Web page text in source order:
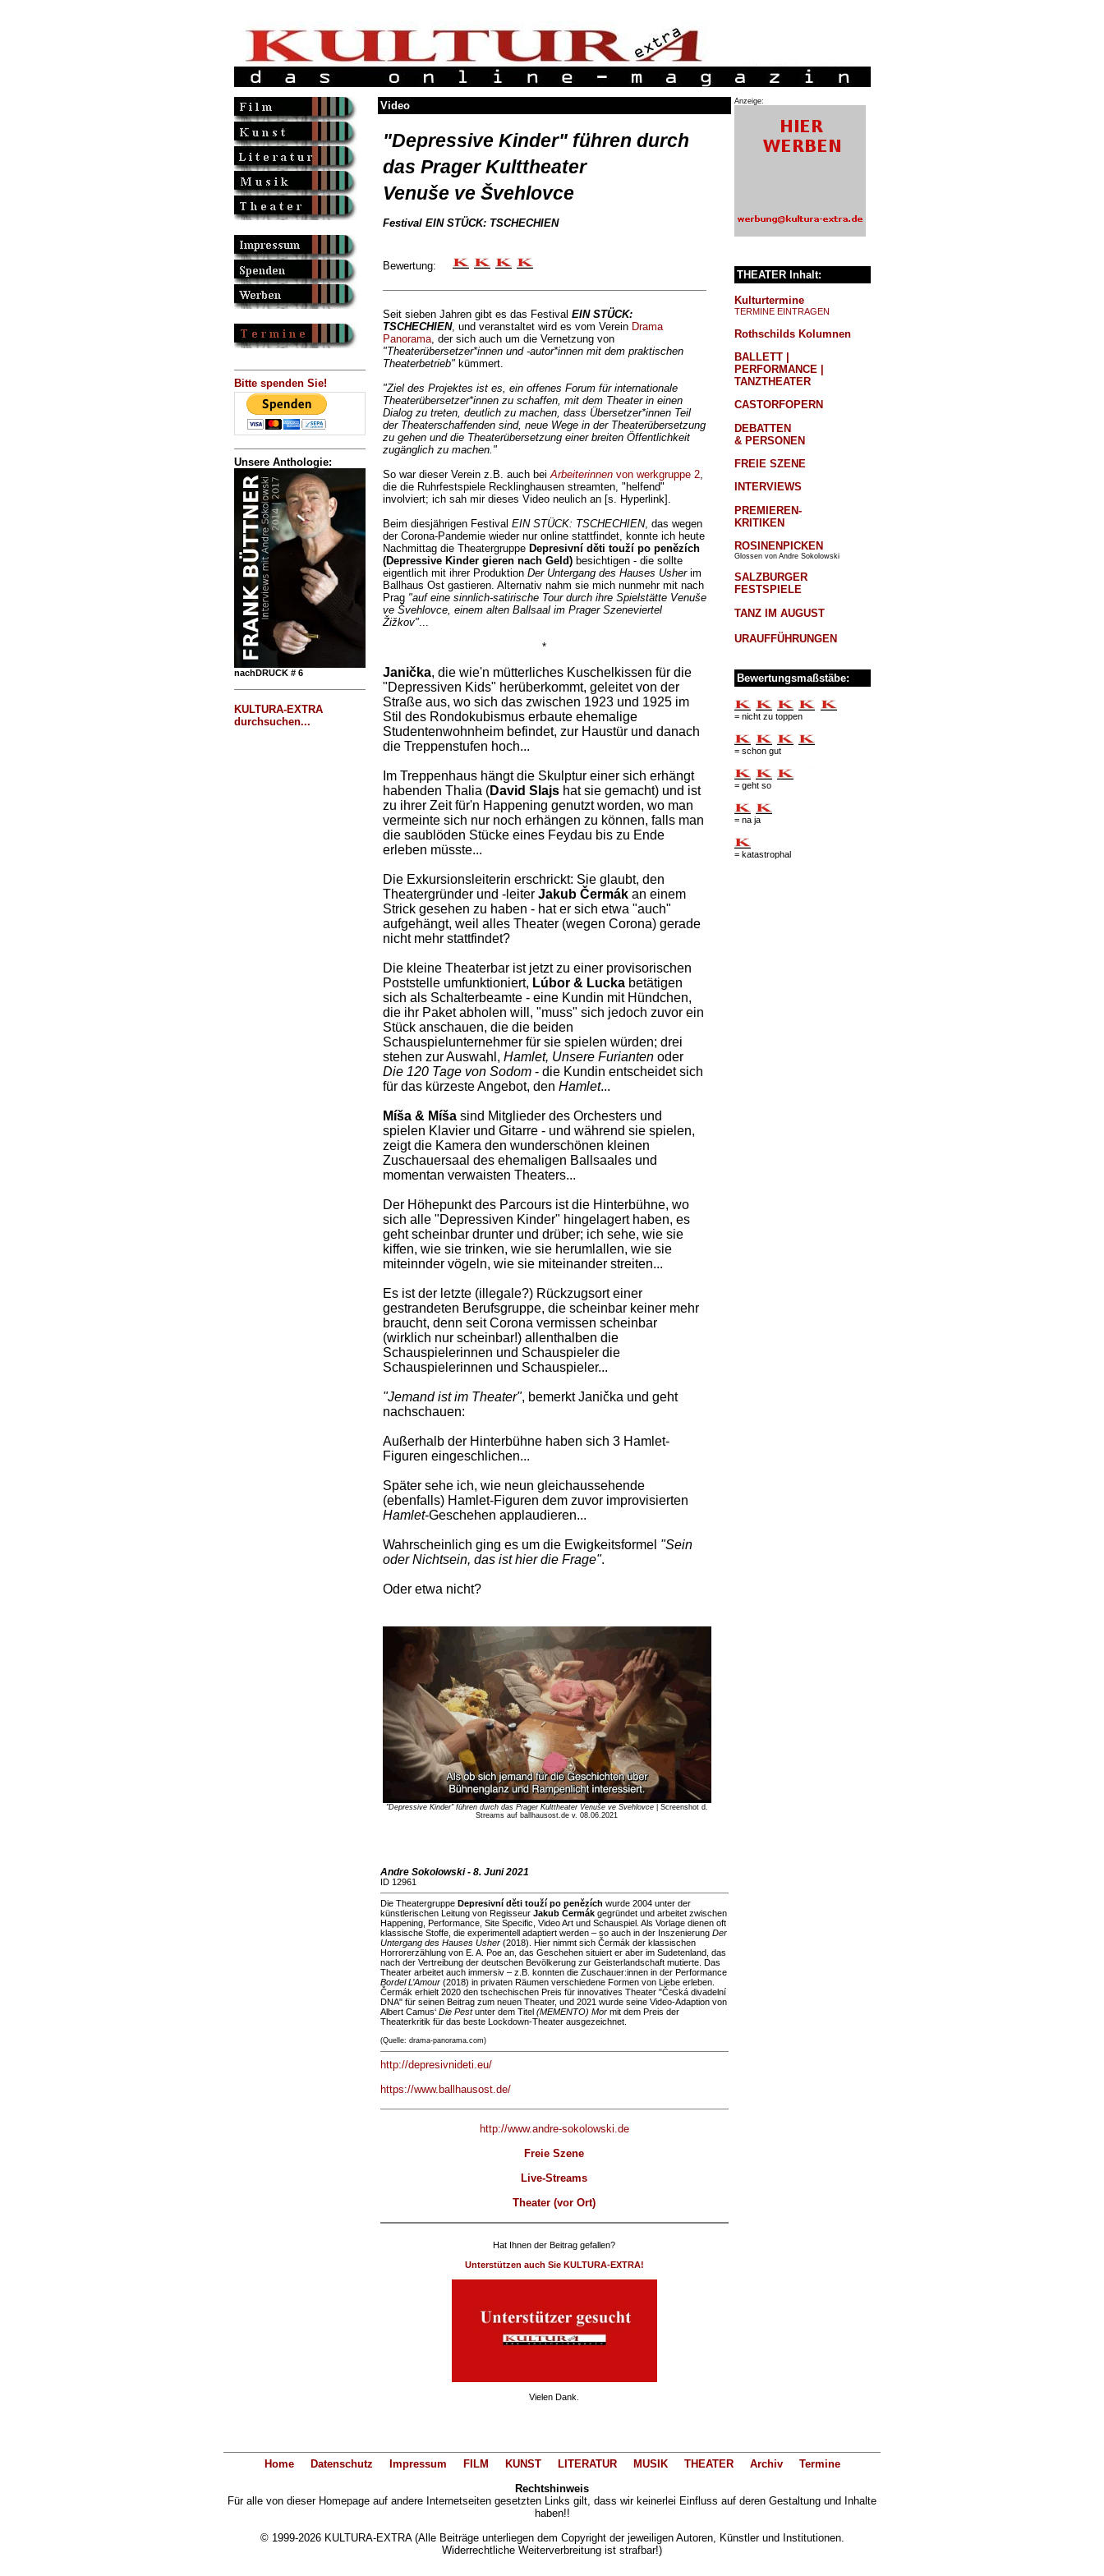
Bitte spenden Sie!
Unsere Anthologie:
nachDRUCK # 6
KULTURA-EXTRA
durchsuchen...
Video
"Depressive Kinder" führen durch
das Prager Kulttheater
Venuše ve Švehlovce
Festival EIN STÜCK: TSCHECHIEN
Bewertung:
Seit sieben Jahren gibt es das Festival EIN STÜCK:
TSCHECHIEN, und veranstaltet wird es vom Verein Drama
Panorama, der sich auch um die Vernetzung von
"Theaterübersetzer*innen und -autor*innen mit dem praktischen
Theaterbetrieb"kümmert.
"Ziel des Projektes ist es, ein offenes Forum für internationale
Theaterüber­setzer*innen zu schaffen, mit dem Theater in einen
Dialog zu treten, deutlich zu machen, dass Übersetzer*innen Teil
der Theaterschaffenden sind, neue Wege in der Theaterübersetzung
zu gehen und die Theaterübersetzung einer breiten Öffentlichkeit
zugänglich zu machen."
So war dieser Verein z.B. auch beiArbeiterinnenvon werkgruppe 2,
die die Ruhrfestspiele Recklinghausen streamten, "helfend"
involviert; ich sah mir dieses Video neulich an [s. Hyperlink].
Beim diesjährigen Festival EIN STÜCK: TSCHECHIEN, das wegen
der Corona-Pandemie wieder nur online stattfindet, konnte ich heute
Nachmittag die Theatergruppe Depresivní děti touží po penězích
(Depressive Kinder gieren nach Geld)besichtigen - die sollte
eigentlich mit ihrer Produktion Der Untergang des Hauses Usherim
Ballhaus Ost gastieren. Alternativ nahm sie mich nunmehr mit nach
Prag "auf eine sinnlich-satirische Tour durch ihre Spielstätte Venuše
ve Švehlovce, einem alten Ballsaal im Prager Szeneviertel
Žižkov"...
*
Janička, die wie'n mütterliches Kuschelkissen für die
"Depressiven Kids" herüberkommt, geleitet von der
Straße aus, wo sich das zwischen 1923 und 1925 im
Stil des Rondokubismus erbaute ehemalige
Studentenwohnheim befindet, zur Haustür und danach
die Treppenstufen hoch...
Im Treppenhaus hängt die Skulptur einer sich erhängt
habenden Thalia (David Slajshat sie gemacht) und ist
zu ihrer Zeit für'n Happening genutzt worden, wo man
vermeinte sich nur noch erhängen zu können, falls man
die saublöden Stücke eines Feydau bis zu Ende
erleben müsste...
Die Exkursionsleiterin erschrickt: Sie glaubt, den
Theatergründer und -leiter Jakub Čermákan einem
Strick gesehen zu haben - hat er sich etwa "auch"
aufgehängt, weil alles Theater (wegen Corona) gerade
nicht mehr stattfindet?
Die kleine Theaterbar ist jetzt zu einer provisorischen
Poststelle umfunktioniert, Lúbor & Luckabetätigen
sich als Schalterbeamte - eine Kundin mit Hündchen,
die ihr Paket abholen will, "muss" sich jedoch zuvor ein
Stück anschauen, die die beiden
Schauspielunternehmer für sie spielen würden; drei
stehen zur Auswahl, Hamlet, Unsere Furiantenoder
Die 120 Tage von Sodom- die Kundin entscheidet sich
für das kürzeste Angebot, den Hamlet...
Míša & Míšasind Mitglieder des Orchesters und
spielen Klavier und Gitarre - und während sie spielen,
zeigt die Kamera den wunderschönen kleinen
Zuschauersaal des ehemaligen Ballsaales und
momentan verwaisten Theaters...
Der Höhepunkt des Parcours ist die Hinterbühne, wo
sich alle "Depressiven Kinder" hingelagert haben, es
geht scheinbar drunter und drüber; ich sehe, wie sie
kiffen, wie sie trinken, wie sie herumlallen, wie sie
miteinnder vögeln, wie sie miteinander streiten...
Es ist der letzte (illegale?) Rückzugsort einer
gestrandeten Berufsgruppe, die scheinbar keiner mehr
braucht, denn seit Corona vermissen scheinbar
(wirklich nur scheinbar!) allenthalben die
Schauspielerinnen und Schauspieler die
Schauspielerinnen und Schauspieler...
"Jemand ist im Theater", bemerkt Janička und geht
nachschauen:
Außerhalb der Hinterbühne haben sich 3 Hamlet-
Figuren eingeschlichen...
Später sehe ich, wie neun gleichaussehende
(ebenfalls) Hamlet-Figuren dem zuvor improvisierten
Hamlet-Geschehen applaudieren...
Wahrscheinlich ging es um die Ewigkeitsformel "Sein
oder Nichtsein, das ist hier die Frage".
Oder etwa nicht?
"Depressive Kinder" führen durch das Prager Kulttheater Venuše ve Švehlovce| Screenshot d.
Streams auf ballhausost.de v. 08.06.2021
Andre Sokolowski - 8. Juni 2021
ID 12961
Die Theatergruppe Depresivní děti touží po penězích wurde 2004 unter der
künstlerischen Leitung von Regisseur Jakub Čermákgegründet und arbeitet zwischen
Happening, Performance, Site Specific, Video Art und Schauspiel. Als Vorlage dienen oft
klassische Stoffe, die experimentell adaptiert werden – so auch in der Inszenierung Der
Untergang des Hauses Usher(2018). Hier nimmt sich Čermák der klassischen
Horrorerzählung von E. A. Poe an, das Geschehen situiert er aber im Sudetenland, das
nach der Vertreibung der deutschen Bevölkerung zur Geisterlandschaft mutierte. Das
Theater arbeitet auch immersiv – z.B. konnten die Zuschauer:innen in der Performance
Bordel L’Amour(2018) in privaten Räumen verschiedene Formen von Liebe erleben.
Čermák erhielt 2020 den tschechischen Preis für innovatives Theater "Česká divadelní
DNA" für seinen Beitrag zum neuen Theater, und 2021 wurde seine Video-Adaption von
Albert Camus‘ Die Pestunter dem Titel (MEMENTO) Mormit dem Preis der
Theaterkritik für das beste Lockdown-Theater ausgezeichnet.
(Quelle: drama-panorama.com)
http://depresivnideti.eu/
https://www.ballhausost.de/
http://www.andre-sokolowski.de
Freie Szene
Live-Streams
Theater (vor Ort)
Hat Ihnen der Beitrag gefallen?
Unterstützen auch Sie KULTURA-EXTRA!
Vielen Dank.
Anzeige:
THEATER Inhalt:
Kulturtermine
TERMINE EINTRAGEN
Rothschilds Kolumnen
BALLETT |
PERFORMANCE |
TANZTHEATER
CASTORFOPERN
DEBATTEN
& PERSONEN
FREIE SZENE
INTERVIEWS
PREMIEREN-
KRITIKEN
ROSINENPICKEN
Glossen von Andre Sokolowski
SALZBURGER
FESTSPIELE
TANZ IM AUGUST
URAUFFÜHRUNGEN
Bewertungsmaßstäbe:
= nicht zu toppen
= schon gut
= geht so
= na ja
= katastrophal
Home Datenschutz Impressum FILM KUNST LITERATUR MUSIK THEATER Archiv
Termine
Rechtshinweis
Für alle von dieser Homepage auf andere Internetseiten gesetzten Links gilt, dass wir keinerlei Einfluss auf deren Gestaltung und Inhalte
haben!!
© 1999-2026 KULTURA-EXTRA (Alle Beiträge unterliegen dem Copyright der jeweiligen Autoren, Künstler und Institutionen.
Widerrechtliche Weiterverbreitung ist strafbar!)